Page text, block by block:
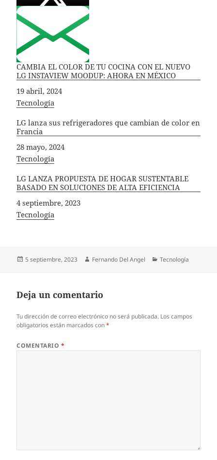
CAMBIA EL COLOR DE TU COCINA CON EL NUEVO
LG INSTAVIEW MOODUP: AHORA EN MÉXICO
Fecha
19 abril, 2024
In relation to
Tecnología
LG lanza sus refrigeradores que cambian de color en
Francia
Fecha
28 mayo, 2024
In relation to
Tecnología
LG LANZA PROPUESTA DE HOGAR SUSTENTABLE
BASADO EN SOLUCIONES DE ALTA EFICIENCIA
Fecha
4 septiembre, 2023
In relation to
Tecnología
Publicado
5 septiembre, 2023 Autor
Fernando Del Angel Categorías
Tecnología
Deja un comentario
Tu dirección de correo electrónico no será publicada. Los campos
obligatorios están marcados con*
COMENTARIO *